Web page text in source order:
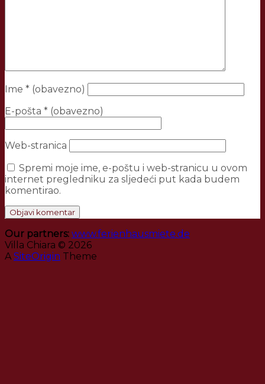
Ime * (obavezno)
E-pošta * (obavezno)
Web-stranica
Spremi moje ime, e-poštu i web-stranicu u ovom
internet pregledniku za sljedeći put kada budem
komentirao.
Our partners: www.ferienhausmiete.de
Villa Chiara © 2026
A SiteOrigin Theme